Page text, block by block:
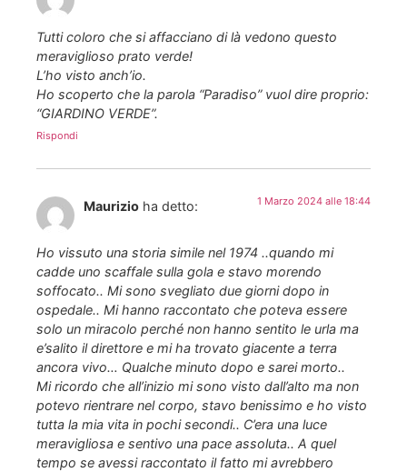
Tutti coloro che si affacciano di là vedono questo
meraviglioso prato verde!
L’ho visto anch’io.
Ho scoperto che la parola “Paradiso” vuol dire proprio:
“GIARDINO VERDE”.
Rispondi
Maurizio ha detto: 1 Marzo 2024 alle 18:44
Ho vissuto una storia simile nel 1974 ..quando mi
cadde uno scaffale sulla gola e stavo morendo
soffocato.. Mi sono svegliato due giorni dopo in
ospedale.. Mi hanno raccontato che poteva essere
solo un miracolo perché non hanno sentito le urla ma
e’salito il direttore e mi ha trovato giacente a terra
ancora vivo… Qualche minuto dopo e sarei morto..
Mi ricordo che all’inizio mi sono visto dall’alto ma non
potevo rientrare nel corpo, stavo benissimo e ho visto
tutta la mia vita in pochi secondi.. C’era una luce
meravigliosa e sentivo una pace assoluta.. A quel
tempo se avessi raccontato il fatto mi avrebbero